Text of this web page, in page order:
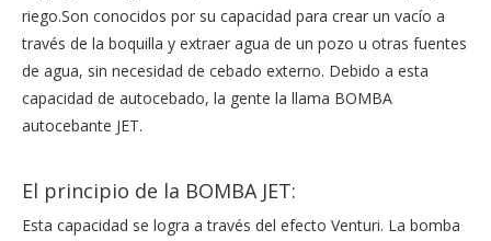
riego.Son conocidos por su capacidad para crear un vacío a
través de la boquilla y extraer agua de un pozo u otras fuentes
de agua, sin necesidad de cebado externo. Debido a esta
capacidad de autocebado, la gente la llama BOMBA
autocebante JET.
El principio de la BOMBA JET:
Esta capacidad se logra a través del efecto Venturi. La bomba